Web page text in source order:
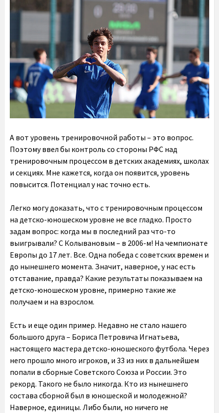
А вот уровень тренировочной работы – это вопрос.
Поэтому ввел бы контроль со стороны РФС над
тренировочным процессом в детских академиях, школах
и секциях. Мне кажется, когда он появится, уровень
повысится. Потенциал у нас точно есть.
Легко могу доказать, что с тренировочным процессом
на детско-юношеском уровне не все гладко. Просто
задам вопрос: когда мы в последний раз что-то
выигрывали? С Колывановым – в 2006-м! На чемпионате
Европы до 17 лет. Все. Одна победа с советских времен и
до нынешнего момента. Значит, наверное, у нас есть
отставание, правда? Какие результаты показываем на
детско-юношеском уровне, примерно такие же
получаем и на взрослом.
Есть и еще один пример. Недавно не стало нашего
большого друга – Бориса Петровича Игнатьева,
настоящего мастера детско-юношеского футбола. Через
него прошло много игроков, и 33 из них в дальнейшем
попали в сборные Советского Союза и России. Это
рекорд. Такого не было никогда. Кто из нынешнего
состава сборной был в юношеской и молодежной?
Наверное, единицы. Либо были, но ничего не